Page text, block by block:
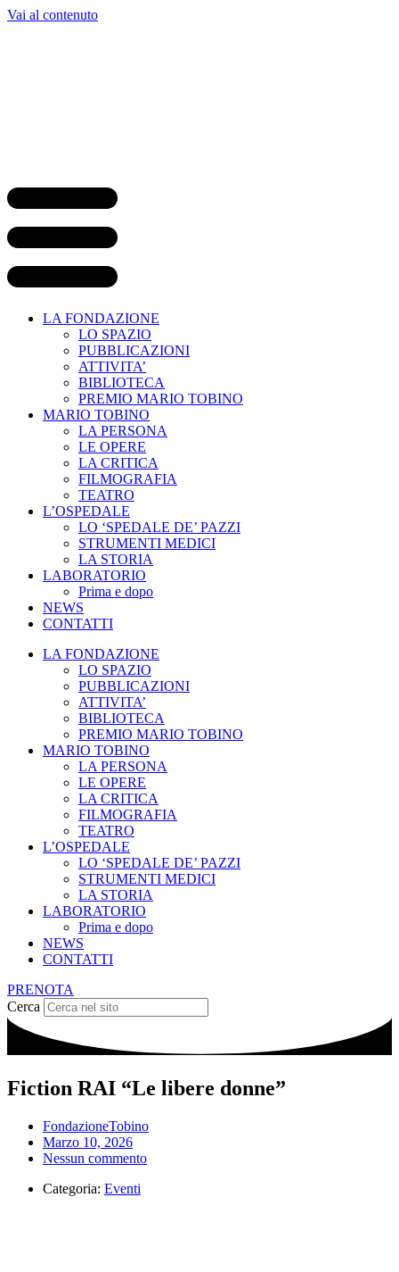
Vai al contenuto
LA FONDAZIONE
LO SPAZIO
PUBBLICAZIONI
ATTIVITA’
BIBLIOTECA
PREMIO MARIO TOBINO
MARIO TOBINO
LA PERSONA
LE OPERE
LA CRITICA
FILMOGRAFIA
TEATRO
L’OSPEDALE
LO ‘SPEDALE DE’ PAZZI
STRUMENTI MEDICI
LA STORIA
LABORATORIO
Prima e dopo
NEWS
CONTATTI
LA FONDAZIONE
LO SPAZIO
PUBBLICAZIONI
ATTIVITA’
BIBLIOTECA
PREMIO MARIO TOBINO
MARIO TOBINO
LA PERSONA
LE OPERE
LA CRITICA
FILMOGRAFIA
TEATRO
L’OSPEDALE
LO ‘SPEDALE DE’ PAZZI
STRUMENTI MEDICI
LA STORIA
LABORATORIO
Prima e dopo
NEWS
CONTATTI
PRENOTA
Cerca
Fiction RAI “Le libere donne”
FondazioneTobino
Marzo 10, 2026
Nessun commento
Categoria: Eventi